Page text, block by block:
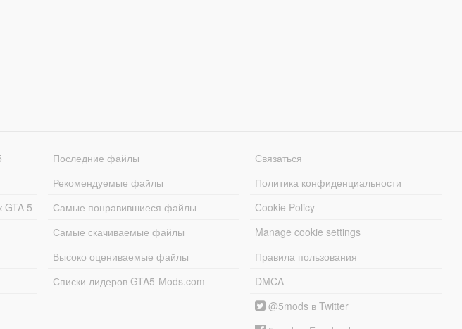
GTA 5
Последние файлы
Рекомендуемые файлы
Самые понравившиеся файлы
Самые скачиваемые файлы
Высоко оцениваемые файлы
Списки лидеров GTA5-Mods.com
Связаться
Политика конфиденциальности
Cookie Policy
Manage cookie settings
Правила пользования
DMCA
@5mods в Twitter